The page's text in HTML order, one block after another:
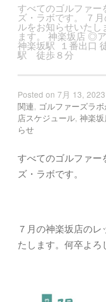
すべてのゴルファー
ズ・ラボです。 ７
ルをお知らせいた
ます。 神楽坂店 ◎
神楽坂駅 １番出口
駅 徒歩８分
Posted on 7月 13,
関連, ゴルファーズラ
店スケジュール, 神楽
らせ
すべてのゴルファー
ズ・ラボです。
７月の神楽坂店の
たします。何卒よろ